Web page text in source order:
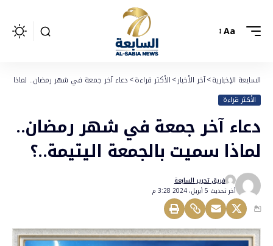
Aa
السابعة الإخبارية>آخر الأخبار>الأكثر قراءة>دعاء آخر جمعة في شهر رمضان.. لماذا
الأكثر قراءة
دعاء آخر جمعة في شهر رمضان..
لماذا سميت بالجمعة اليتيمة..؟
أخر تحديث 5 أبريل، 2024 3:28 م
فريق تحرير السابعة